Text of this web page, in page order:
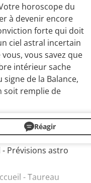
horoscope du
à devenir encore
forte qui doit
ciel astral incertain
vous savez que
intérieur sache
de la Balance,
soit remplie de
Réagir
- Prévisions astro
- Taureau